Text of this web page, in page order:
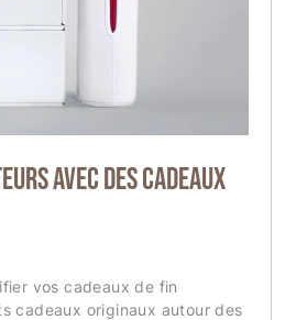
avec des cadeaux
vos cadeaux de fin
cadeaux originaux autour des